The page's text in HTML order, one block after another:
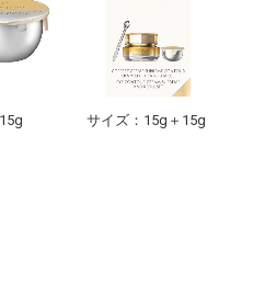
サイズ：15g＋15g